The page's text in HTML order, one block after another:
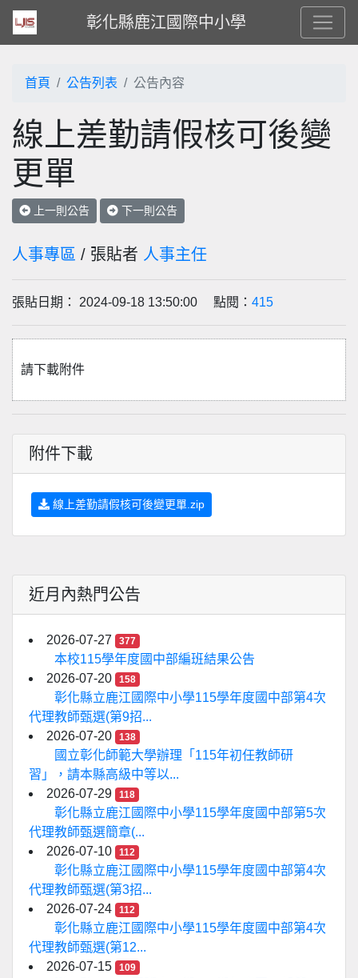
彰化縣鹿江國際中小學
首頁 公告列表 公告內容
線上差勤請假核可後變
更單
上一則公告 下一則公告
人事專區 / 張貼者 人事主任
張貼日期： 2024-09-18 13:50:00 點閱： 415
請下載附件
附件下載
線上差勤請假核可後變更單.zip
近月內熱門公告
2026-07-27 377
本校115學年度國中部編班結果公告
2026-07-20
158
彰化縣立鹿江國際中小學115學年度國中部第4次
代理教師甄選(第9招...
2026-07-20
138
國立彰化師範大學辦理「115年初任教師研
習」，請本縣高級中等以...
2026-07-29
118
彰化縣立鹿江國際中小學115學年度國中部第5次
代理教師甄選簡章(...
2026-07-10
112
彰化縣立鹿江國際中小學115學年度國中部第4次
代理教師甄選(第3招...
2026-07-24
112
彰化縣立鹿江國際中小學115學年度國中部第4次
代理教師甄選(第12...
2026-07-15
109